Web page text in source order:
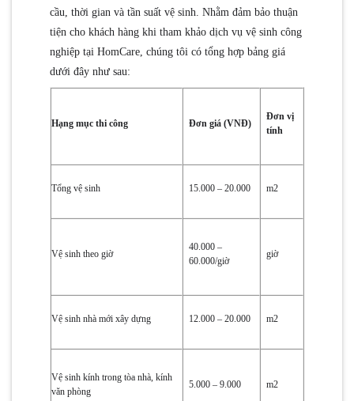
cầu, thời gian và tần suất vệ sinh. Nhằm đảm bảo thuận
tiện cho khách hàng khi tham khảo dịch vụ vệ sinh công
nghiệp tại HomCare, chúng tôi có tổng hợp bảng giá
dưới đây như sau:
Hạng mục thi công Đơn giá (VNĐ)
Đơn vị
tính
Tổng vệ sinh 15.000 – 20.000 m2
Vệ sinh theo giờ
40.000 –
60.000/giờ
giờ
Vệ sinh nhà mới xây dựng 12.000 – 20.000 m2
Vệ sinh kính trong tòa nhà, kính
văn phòng
5.000 – 9.000 m2